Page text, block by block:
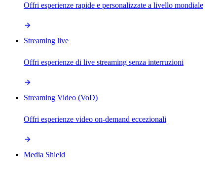
Offri esperienze rapide e personalizzate a livello mondiale
Streaming live
Offri esperienze di live streaming senza interruzioni
Streaming Video (VoD)
Offri esperienze video on-demand eccezionali
Media Shield